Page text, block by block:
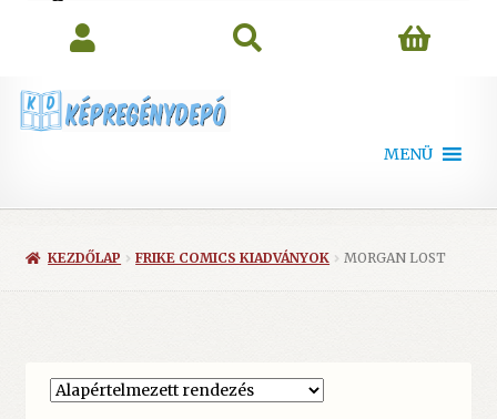
MENÜ
KEZDŐLAP FRIKE COMICS KIADVÁNYOK MORGAN LOST